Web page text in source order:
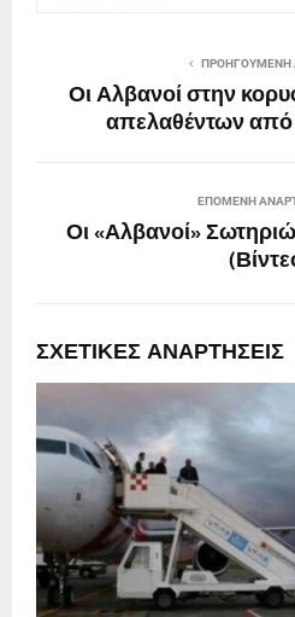
ΠΡΟΗΓΟΎΜΕΝΗ
Οι Αλβανοί στην
απελαθέντων
ΕΠΌΜΕΝΗ
Οι «Αλβανοί»
ΣΧΕΤΙΚΈΣ ΑΝΑΡΤΉΣΕΙΣ